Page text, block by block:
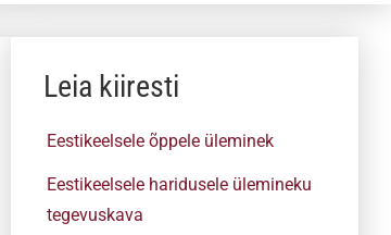
Leia kiiresti
Eestikeelsele õppele üleminek
Eestikeelsele haridusele ülemineku
tegevuskava